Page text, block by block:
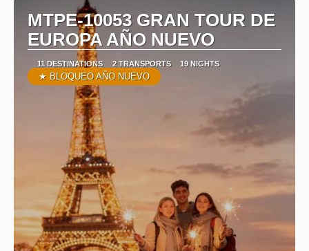
MTPE-10053 GRAN TOUR DE
EUROPA AÑO NUEVO
11 DESTINATIONS 2 TRANSPORTS 19 NIGHTS
★ BLOQUEO AÑO NUEVO